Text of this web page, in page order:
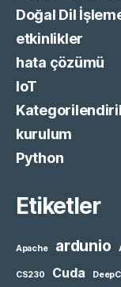
Doğal Dil
etkinlikler
hata çözümü
IoT
kurulum
Python
Etiketler
Apache ardunio
CS230 Cuda